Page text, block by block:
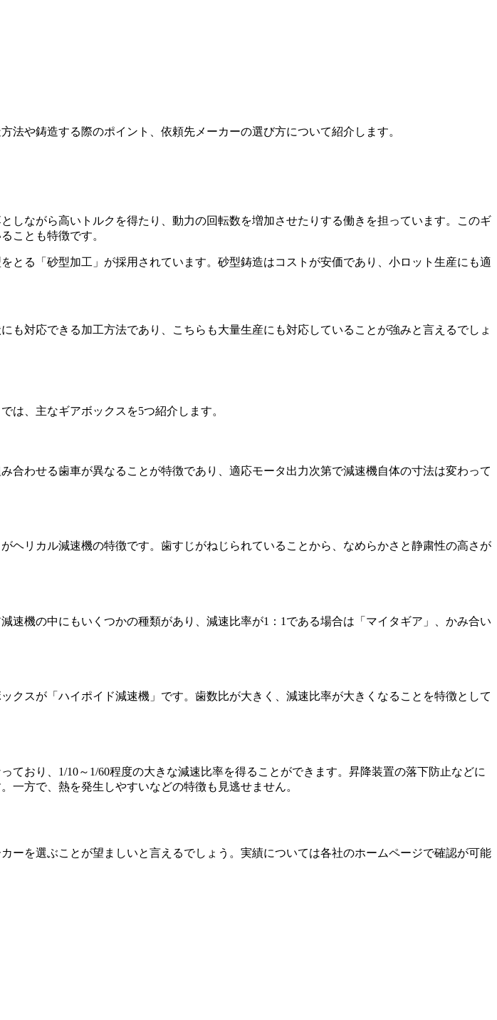
法や鋳造する際のポイント、依頼先メーカーの選び方について紹介します。
しながら高いトルクを得たり、動力の回転数を増加させたりする働き を担っています。このギ
ことも特徴です。
とる「砂型加工」が採用されています。砂型鋳造はコストが安価であり、小ロット生産にも適
対応できる加工方法であり、こちらも大量生産にも対応していることが強みと言えるでしょ
は、主なギアボックスを5つ紹介します。
わせる歯車が異なることが特徴であり、適応モータ出力次第で減速機自体の寸法は変わって
リカル減速機の特徴です。歯すじがねじられていることから、なめらかさと静粛性の高さが
機の中にもいくつかの種類があり、減速比率が1：1である場合は「マイタギア」、かみ合い
スが「ハイポイド減速機」です。歯数比が大きく、減速比率が大きくなることを特徴として
おり、1/10～1/60程度の大きな減速比率を得ることができます。昇降装置の落下防止などに
一方で、熱を発生しやすいなどの特徴も見逃せません。
ーを選ぶことが望ましいと言えるでしょう。実績については各社のホームページで確認が可能